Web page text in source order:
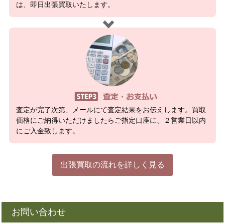
は、即日出張買取いたします。
査定が完了次第、メールにて査定結果をお伝えします。買取
価格にご納得いただけましたらご指定口座に、２営業日以内
にご入金致します。
出張買取の流れを詳しく見る
お問い合わせ